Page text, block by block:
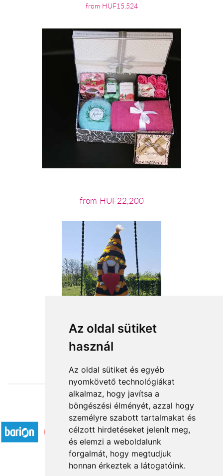
Az oldal sütiket
használ
Az oldal sütiket és egyéb
nyomkövető technológiákat
alkalmaz, hogy javítsa a
böngészési élményét, azzal hogy
személyre szabott tartalmakat és
célzott hirdetéseket jelenít meg,
és elemzi a weboldalunk
forgalmát, hogy megtudjuk
honnan érkeztek a látogatóink.
from HUF15,524
from HUF22,200
from HUF20,360
Accepted payment methods